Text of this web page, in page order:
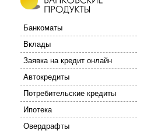
Банкоматы
Вклады
Заявка на кредит онлайн
Автокредиты
Потребительские кредиты
Ипотека
Овердрафты